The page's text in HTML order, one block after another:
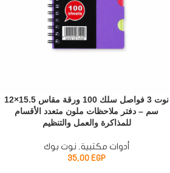
نوت 3 فواصل سلك 100 ورقة مقاس 15.5×12
سم – دفتر ملاحظات ملون متعدد الأقسام
للمذاكرة والعمل والتنظيم
أدوات مكتبية, نوت بوك
35,00EGP